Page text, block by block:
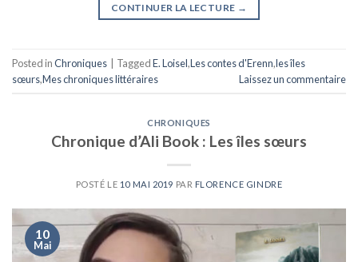
CONTINUER LA LECTURE →
Posted inChroniques TaggedE. Loisel,Les contes d'Erenn,les îles
sœurs,Mes chroniques littéraires Laissez un commentaire
CHRONIQUES
Chronique d’Ali Book : Les îles sœurs
POSTÉ LE 10 MAI 2019 PAR FLORENCE GINDRE
10
Mai